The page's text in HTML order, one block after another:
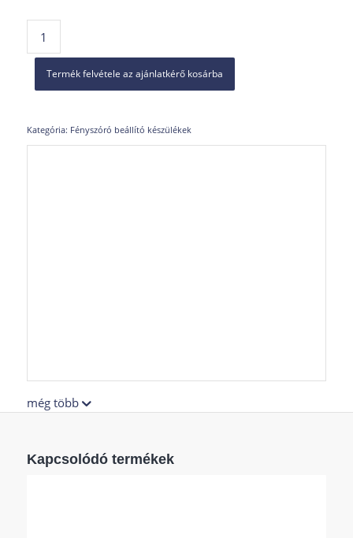
Termék felvétele az ajánlatkérő kosárba
Kategória: Fényszóró beállító készülékek
még több
Kapcsolódó termékek